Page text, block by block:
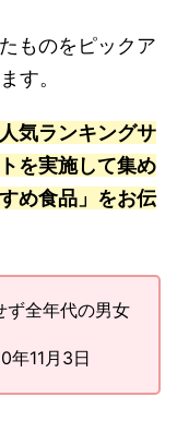
ものをピックア
す。
気ランキングサ
を実施して集め
め食品」をお伝
ず全年代の男女
年11月3日